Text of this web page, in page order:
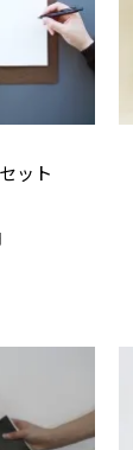
ット